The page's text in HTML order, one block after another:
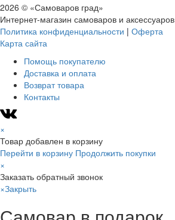
2026 © «Самоваров град»
Интернет-магазин самоваров и аксессуаров
Политика конфиденциальности | Оферта
Карта сайта
Помощь покупателю
Доставка и оплата
Возврат товара
Контакты
×
Товар добавлен в корзину
Перейти в корзину Продолжить покупки
×
Заказать обратный звонок
×Закрыть